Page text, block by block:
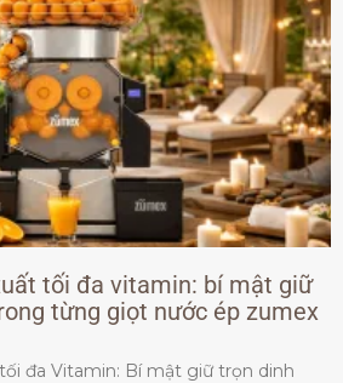
tối đa vitamin: bí mật giữ
từng giọt nước ép zumex
đa Vitamin: Bí mật giữ trọn dinh